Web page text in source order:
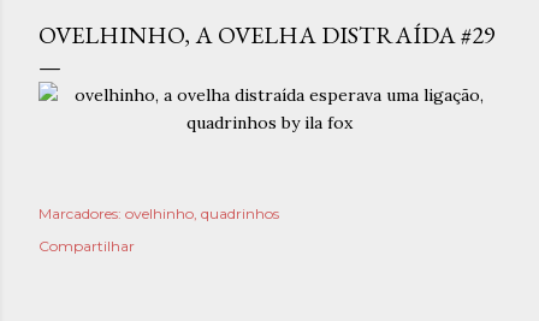
OVELHINHO, A OVELHA DISTRAÍDA #29
Marcadores: ovelhinho quadrinhos
Compartilhar